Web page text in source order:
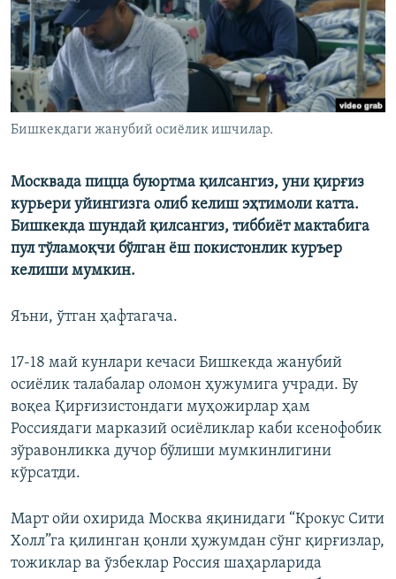
Бишкекдаги жанубий осиёлик ишчилар.
Москвада пицца буюртма қилсангиз, уни қирғиз
курьери уйингизга олиб келиш эҳтимоли катта.
Бишкекда шундай қилсангиз, тиббиёт мактабига
пул тўламоқчи бўлган ёш покистонлик куръер
келиши мумкин.
Яъни, ўтган ҳафтагача.
17-18 май кунлари кечаси Бишкекда жанубий
осиёлик талабалар оломон ҳужумига учради. Бу
воқеа Қирғизистондаги муҳожирлар ҳам
Россиядаги марказий осиёликлар каби ксенофобик
зўравонликка дучор бўлиши мумкинлигини
кўрсатди.
Март ойи охирида Москва яқинидаги “Крокус Сити
Холл”га қилинган қонли ҳужумдан сўнг қирғизлар,
тожиклар ва ўзбеклар Россия шаҳарларида